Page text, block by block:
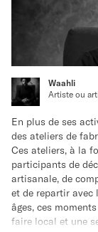
En participant à
l’exposition
octobre de 14h à
👉 Venez vivre
Waahli
Artiste ou
En plus de ses
des ateliers de
Ces ateliers, à la
participants de
artisanale, de
et de repartir avec
âges, ces
faire local et une